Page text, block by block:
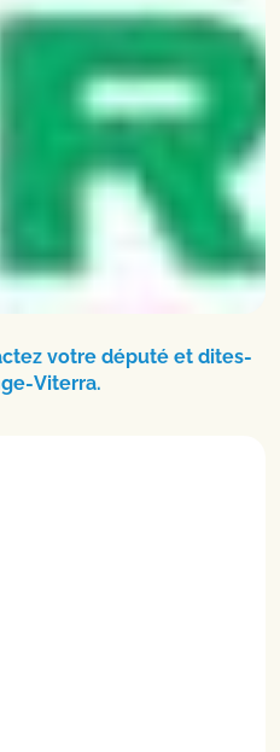
votre député et dites-
Viterra.